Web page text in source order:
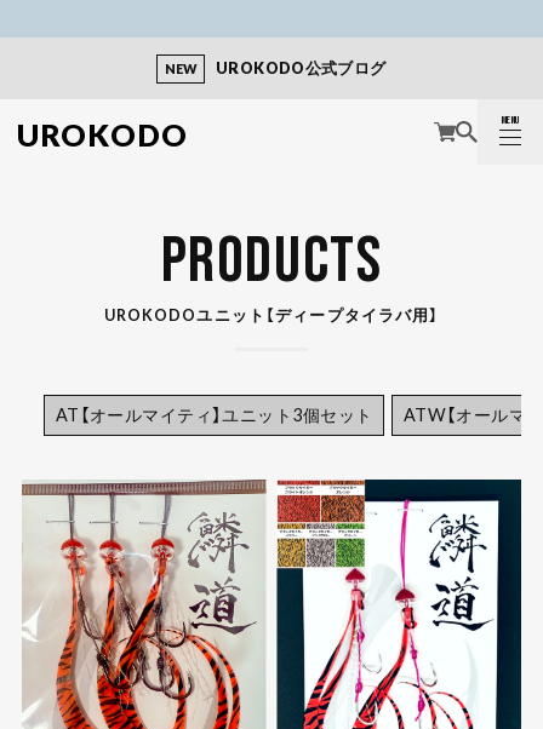
NEW UROKODO公式ブログ
UROKODO MENU
CLOSE
PRODUCTS
UROKODOユニット【ディープタイラバ用】
AT【オールマイティ】ユニット3個セット ATW【オールマ